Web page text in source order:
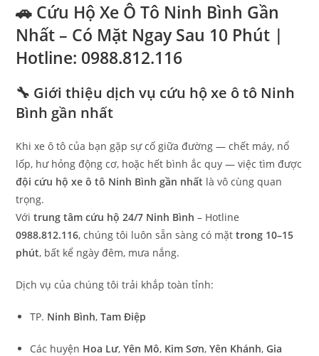
🚗 Cứu Hộ Xe Ô Tô Ninh Bình Gần
Nhất – Có Mặt Ngay Sau 10 Phút |
Hotline: 0988.812.116
🔧 Giới thiệu dịch vụ cứu hộ xe ô tô Ninh
Bình gần nhất
Khi xe ô tô của bạn gặp sự cố giữa đường — chết máy, nổ
lốp, hư hỏng động cơ, hoặc hết bình ắc quy — việc tìm được
đội cứu hộ xe ô tô Ninh Bình gần nhất là vô cùng quan
trọng.
Vớitrung tâm cứu hộ 24/7 Ninh Bình – Hotline
0988.812.116, chúng tôi luôn sẵn sàng có mặttrong 10–15
phút, bất kể ngày đêm, mưa nắng.
Dịch vụ của chúng tôi trải khắp toàn tỉnh:
TP. Ninh Bình,Tam Điệp
Các huyện Hoa Lư,Yên Mô, Kim Sơn,Yên Khánh,Gia